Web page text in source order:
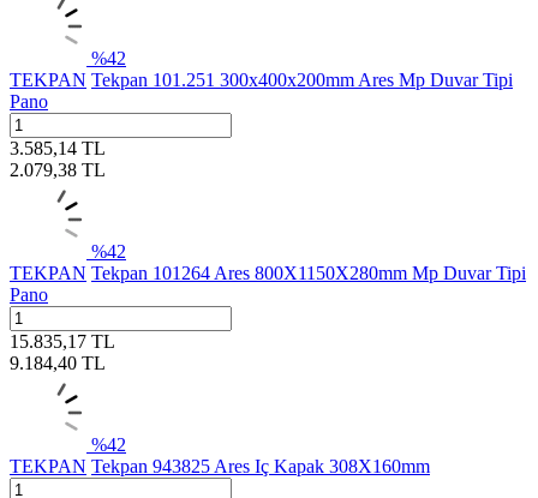
%42
TEKPAN Tekpan 101.251 300x400x200mm Ares Mp Duvar Tipi
Pano
3.585,14 TL
2.079,38 TL
%42
TEKPAN Tekpan 101264 Ares 800X1150X280mm Mp Duvar Tipi
Pano
15.835,17 TL
9.184,40 TL
%42
TEKPAN Tekpan 943825 Ares Iç Kapak 308X160mm